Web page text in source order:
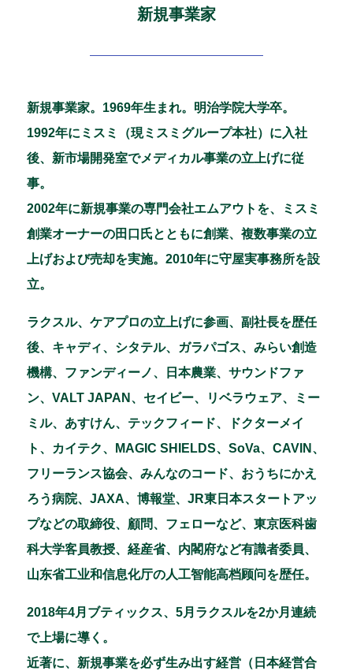
新規事業家
新規事業家。1969年生まれ。明治学院大学卒。
1992年にミスミ（現ミスミグループ本社）に入社
後、新市場開発室でメディカル事業の立上げに従
事。
2002年に新規事業の専門会社エムアウトを、ミスミ
創業オーナーの田口氏とともに創業、複数事業の立
上げおよび売却を実施。2010年に守屋実事務所を設
立。
ラクスル、ケアプロの立上げに参画、副社長を歴任
後、キャディ、シタテル、ガラパゴス、みらい創造
機構、ファンディーノ、日本農業、サウンドファ
ン、VALT JAPAN、セイビー、リベラウェア、ミー
ミル、あすけん、テックフィード、ドクターメイ
ト、カイテク、MAGIC SHIELDS、SoVa、CAVIN、
フリーランス協会、みんなのコード、おうちにかえ
ろう病院、JAXA、博報堂、JR東日本スタートアッ
プなどの取締役、顧問、フェローなど、東京医科歯
科大学客員教授、経産省、内閣府など有識者委員、
山东省工业和信息化厅の人工智能高档顾问を歴任。
2018年4月ブティックス、5月ラクスルを2か月連続
で上場に導く。
近著に、新規事業を必ず生み出す経営（日本経営合